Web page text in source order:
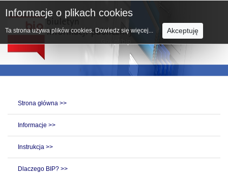
Strona główna >>
Informacje >>
Instrukcja >>
Dlaczego BIP? >>
Informacje o plikach cookies
Ta strona używa plików cookies. Dowiedz się więcej... Akceptuję